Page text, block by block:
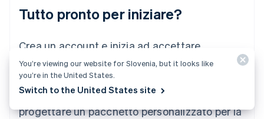
Tutto pronto per iniziare?
Crea un account e inizia ad accettare
pagamenti senza la necessità di stipulare
contratti o di comunicare le tue coordinate
bancarie. In alternativa, contattaci per
progettare un pacchetto personalizzato per la
Lituania
Lussemburgo
Malaysia
English简体中文
Malta
Messico
You’re viewing our website for Slovenia, but it looks like
you’re in the United States.
Switch to the United States site